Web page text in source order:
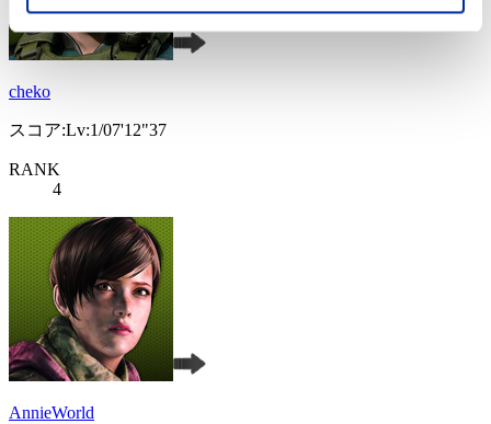
cheko
スコア:Lv:1/07'12"37
RANK
4
AnnieWorld